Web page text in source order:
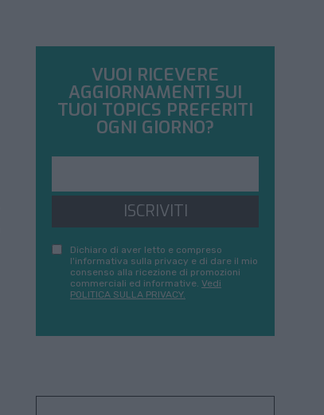
VUOI RICEVERE
AGGIORNAMENTI SUI
TUOI TOPICS PREFERITI
OGNI GIORNO?
ISCRIVITI
Dichiaro di aver letto e compreso
l'informativa sulla privacy e di dare il mio
consenso alla ricezione di promozioni
commerciali ed informative. Vedi
POLITICA SULLA PRIVACY.